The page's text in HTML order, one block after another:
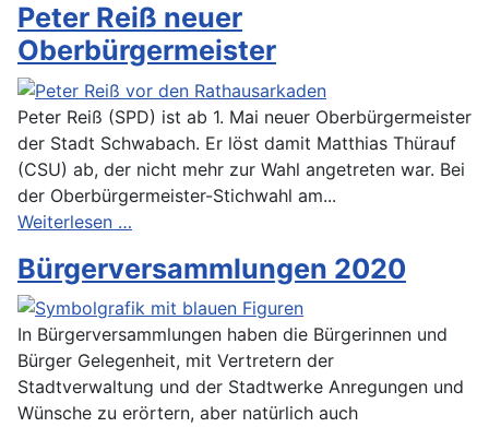
Peter Reiß neuer
Oberbürgermeister
Peter Reiß (SPD) ist ab 1. Mai neuer Oberbürgermeister
der Stadt Schwabach. Er löst damit Matthias Thürauf
(CSU) ab, der nicht mehr zur Wahl angetreten war. Bei
der Oberbürgermeister-Stichwahl am...
Weiterlesen …
Bürgerversammlungen 2020
In Bürgerversammlungen haben die Bürgerinnen und
Bürger Gelegenheit, mit Vertretern der
Stadtverwaltung und der Stadtwerke Anregungen und
Wünsche zu erörtern, aber natürlich auch